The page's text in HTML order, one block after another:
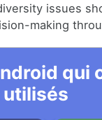
issues
making